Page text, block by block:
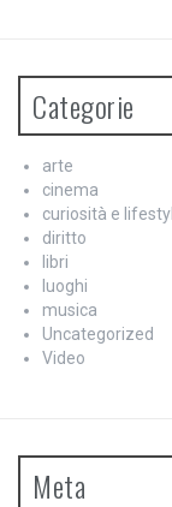
Categorie
arte
cinema
curiosità e
diritto
libri
luoghi
musica
Uncategorized
Video
Meta